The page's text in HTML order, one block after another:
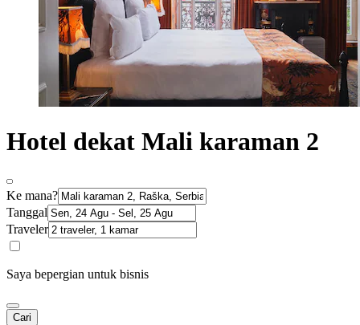
Hotel dekat Mali karaman 2
Ke mana?
Tanggal
Traveler
Saya bepergian untuk bisnis
Cari